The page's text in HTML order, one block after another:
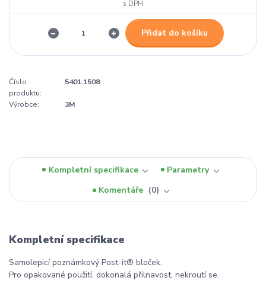
Přidat do košíku
Číslo
produktu:
5401.1508
Výrobce: 3M
Kompletní specifikace
Parametry
Komentáře
0
Kompletní specifikace
Samolepicí poznámkový Post-it® bloček.
Pro opakované použití, dokonalá přilnavost, nekroutí se.